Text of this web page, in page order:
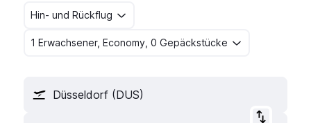
Hin- und Rückflug
1 Erwachsener, Economy, 0 Gepäckstücke
Düsseldorf (DUS)